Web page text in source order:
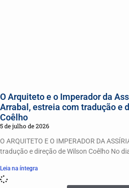
O Arquiteto e o Imperador da
Arrabal, estreia com tradução e
Coêlho
5 de julho de 2026
O ARQUITETO E O IMPERADOR DA
tradução e direção de Wilson Coêlho No
Leia na íntegra